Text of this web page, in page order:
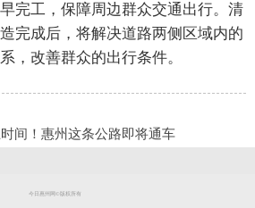
完工，保障周边群众交通出行。清
完成后，将解决道路两侧区域内的
，改善群众的出行条件。
间！惠州这条公路即将通车
今日惠州网©版权所有